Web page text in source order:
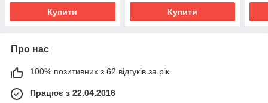
Купити Купити
Про нас
100% позитивних з 62 відгуків за рік
Працює з 22.04.2016